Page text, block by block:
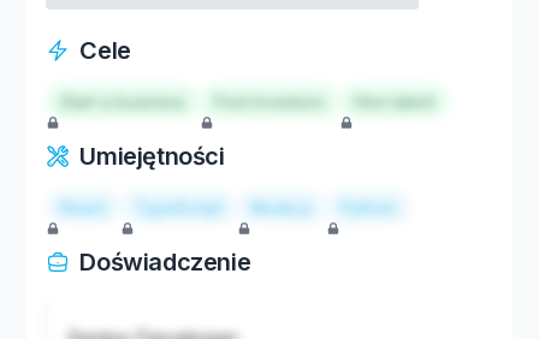
Cele
Start a business Hire talent
Umiejętności
React TypeScript Node.js Python
Doświadczenie